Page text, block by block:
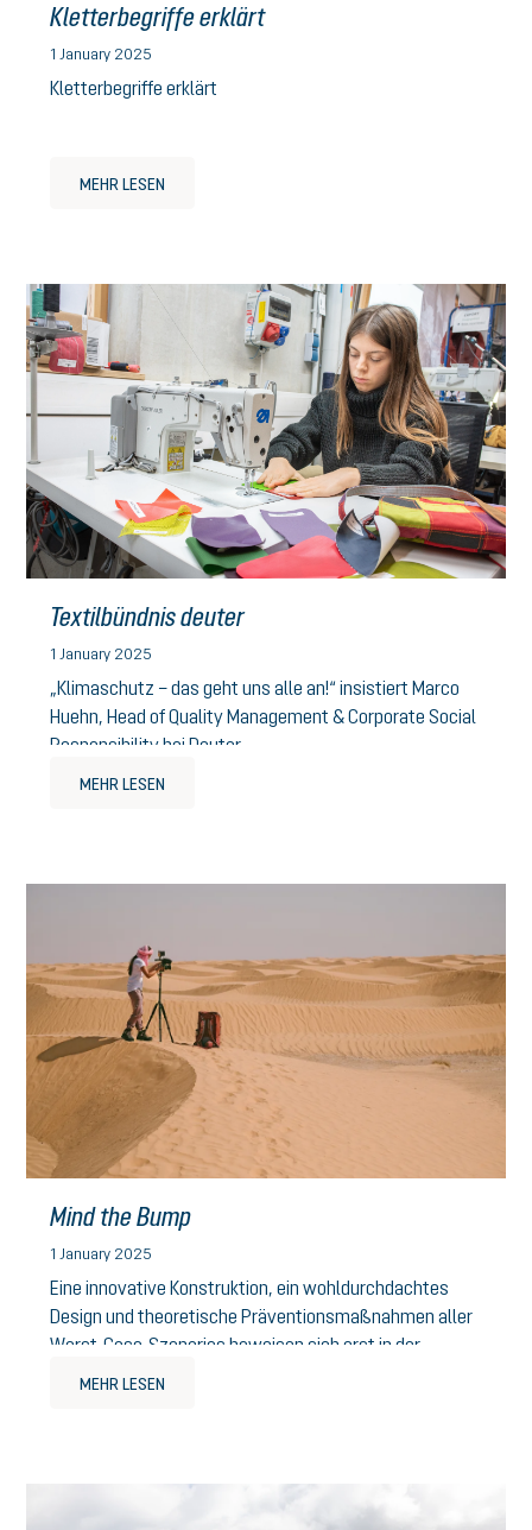
Kletterbegriffe erklärt
1 January 2025
Kletterbegriffe erklärt
MEHR LESEN
Textilbündnis deuter
1 January 2025
„Klimaschutz – das geht uns alle an!“ insistiert Marco
Huehn, Head of Quality Management & Corporate Social
Responsibility bei Deuter.
MEHR LESEN
Mind the Bump
1 January 2025
Eine innovative Konstruktion, ein wohldurchdachtes
Design und theoretische Präventionsmaßnahmen aller
Worst-Case-Szenarios beweisen sich erst in der
tatsächlichen Anwendung als fun...
MEHR LESEN